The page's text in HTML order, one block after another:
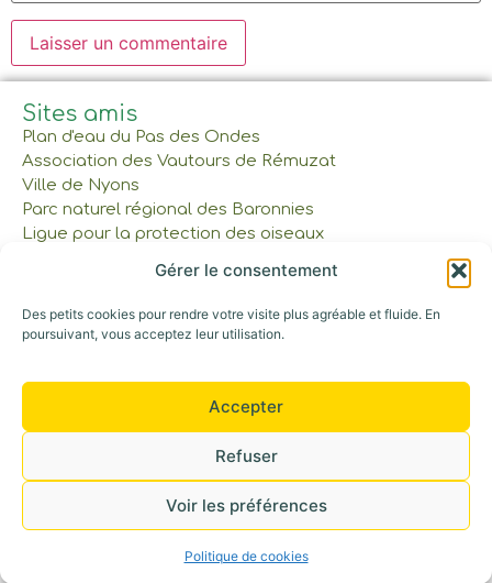
Gérer le consentement
Des petits cookies pour rendre votre visite plus agréable et fluide. En
poursuivant, vous acceptez leur utilisation.
Accepter
Refuser
Voir les préférences
Politique de cookies
Sites amis
Plan d'eau du Pas des Ondes
Association des Vautours de Rémuzat
Ville de Nyons
Parc naturel régional des Baronnies
Ligue pour la protection des oiseaux
Réservations et tarifs
Nos cabanes et tente
Appelez-nous au : 06 42 30 53 52
©+2026 Tous droits réservés